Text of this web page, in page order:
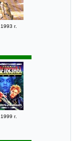
1993 г.
1999 г.